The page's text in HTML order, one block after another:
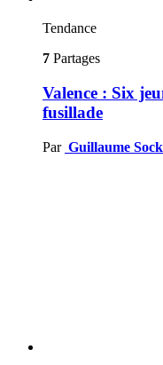
Tendance
7 Partages
Valence : Six
fusillade
Par Guillaume